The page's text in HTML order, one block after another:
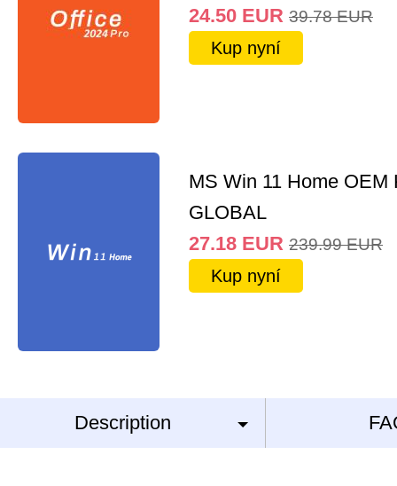
24.50 EUR 39.78 EUR
Kup nyní
MS Win 11 Home OEM
GLOBAL
27.18 EUR 239.99 EUR
Kup nyní
Description